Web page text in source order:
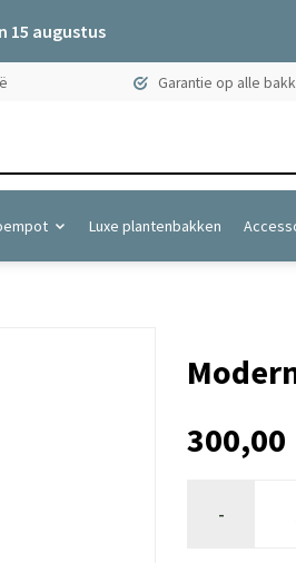
15 augustus
Garantie op alle
Luxe plantenbakken
300,00
-